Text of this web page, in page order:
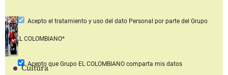
Cultura
Acepto el tratamiento y uso del dato Personal por parte del Grupo
EL COLOMBIANO*
Acepto que Grupo EL COLOMBIANOcomparta mis datos